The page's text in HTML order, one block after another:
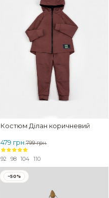
Костюм Ділан коричневий
799 грн.
479 грн.
92 98 104 110
−50%